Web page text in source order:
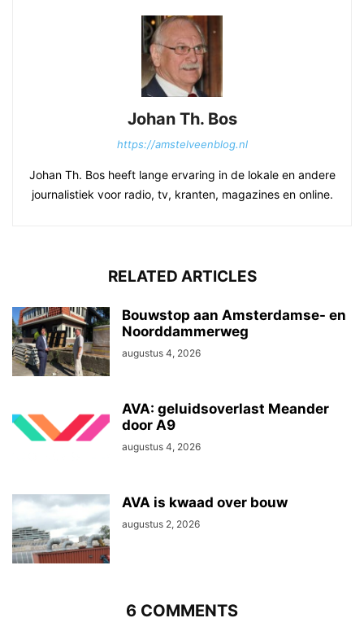
Johan Th. Bos
https://amstelveenblog.nl
Johan Th. Bos heeft lange ervaring in de lokale en andere
journalistiek voor radio, tv, kranten, magazines en online.
RELATED ARTICLES
Bouwstop aan Amsterdamse- en
Noorddammerweg
augustus 4, 2026
AVA: geluidsoverlast Meander
door A9
augustus 4, 2026
AVA is kwaad over bouw
augustus 2, 2026
6 COMMENTS